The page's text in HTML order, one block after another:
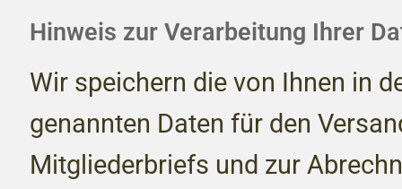
Hinweis zur Verarbeitung Ihrer
Wir speichern die von Ihnen in
genannten Daten für den
Mitgliederbriefs und zur